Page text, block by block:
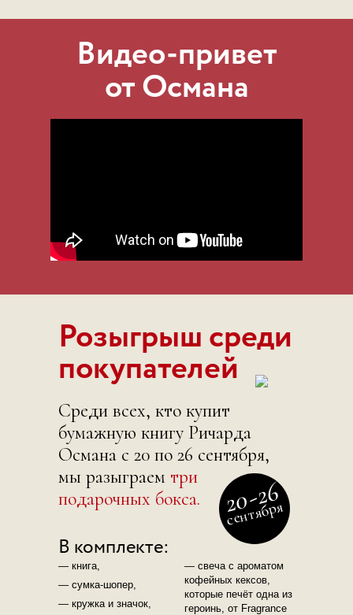
Видео-привет
от Османа
Среди всех, кто купит
бумажную книгу Ричарда
Османа с 20 по 26 сентября,
мы разыграем три
подарочных бокса.
Розыгрыш среди
покупателей
В комплекте:
— книга,
— сумка-шопер,
— кружка и значок,
— свеча с ароматом
кофейных кексов,
которые печёт одна из
героинь, от Fragrance
сентября
-26
20